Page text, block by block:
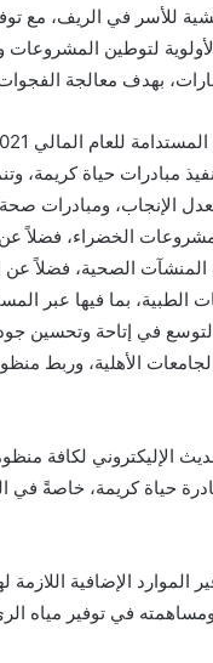
للأسر في الريف، مع
الأولوية لتوطين
بهدف معالجة
مبادرات حياة كريمة،
الإنجاب، ومبادرات صحة
المشروعات الخضراء، فضلاً
المنشآت الصحية، فضلاً
بما فيها عبر
في إتاحة وتحسين
الأهلية، وربط
الإليكتروني لكافة
حياة كريمة، خاصةً في
الإضافية
في توفير مياه الري